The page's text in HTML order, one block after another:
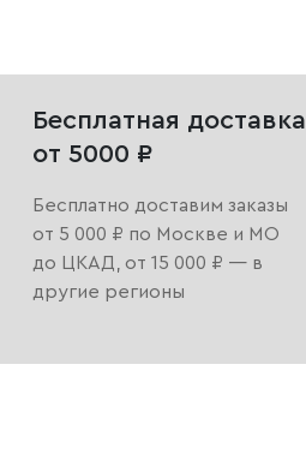
Бесплатная доставка
от 5000 ₽
Бесплатно доставим заказы
от 5 000 ₽ по Москве и МО
до ЦКАД, от 15 000 ₽ — в
другие регионы